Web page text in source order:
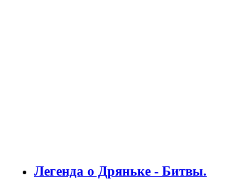
Легенда о Дряньке - Битвы.